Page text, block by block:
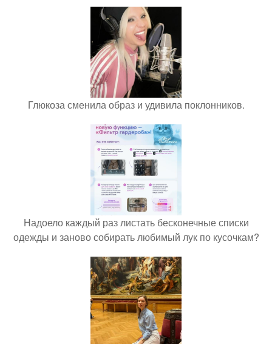
Глюкоза сменила образ и удивила поклонников.
Надоело каждый раз листать бесконечные списки
одежды и заново собирать любимый лук по кусочкам?